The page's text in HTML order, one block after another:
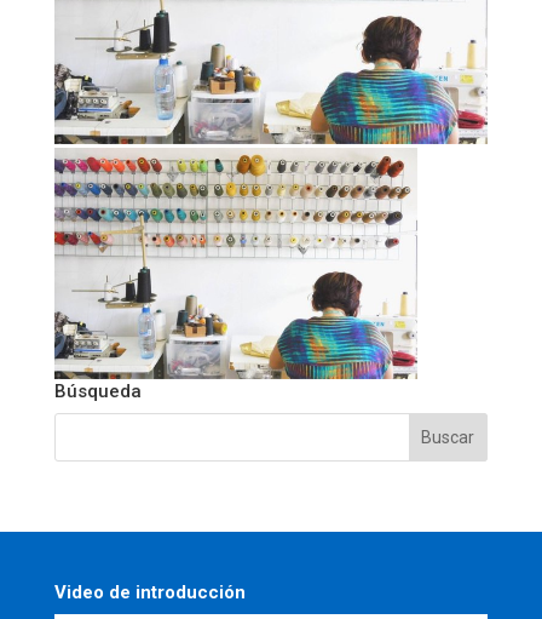
Búsqueda
Video de introducción